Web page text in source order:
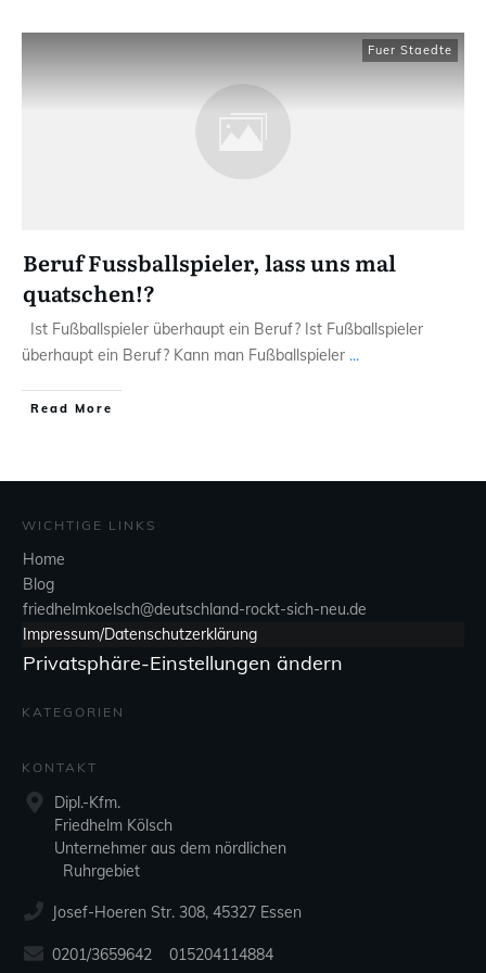
Fuer Staedte
Beruf Fussballspieler, lass uns mal
quatschen!?
Ist Fußballspieler überhaupt ein Beruf? Ist Fußballspieler
überhaupt ein Beruf? Kann man Fußballspieler ...
Read More
WICHTIGE LINKS
Home
Blog
friedhelmkoelsch@deutschland-rockt-sich-neu.de
Impressum/Datenschutzerklärung
Privatsphäre-Einstellungen ändern
KATEGORIEN
KONTAKT
Dipl.-Kfm.
Friedhelm Kölsch
Unternehmer aus dem nördlichen
Ruhrgebiet
Josef-Hoeren Str. 308, 45327 Essen
0201/3659642 015204114884